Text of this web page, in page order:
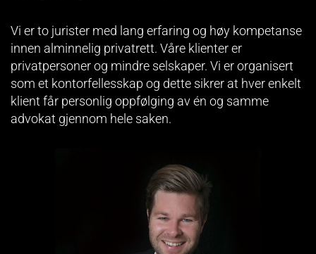
Vi er to jurister med lang erfaring og høy kompetanse
innen alminnelig privatrett. Våre klienter er
privatpersoner og mindre selskaper. Vi er organisert
som et kontorfellesskap og dette sikrer at hver enkelt
klient får personlig oppfølging av én og samme
advokat gjennom hele saken.